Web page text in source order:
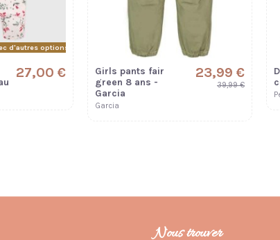
d'autres options
27,00 €
Girls pants fair
green 8 ans -
Garcia
Garcia
23,99 €
39,99 €
Nous trouver